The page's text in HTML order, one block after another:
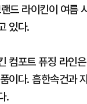
드 라이킨이 여름
있다.
컴포트 퓨징 라인
이다. 흡한속건과
.